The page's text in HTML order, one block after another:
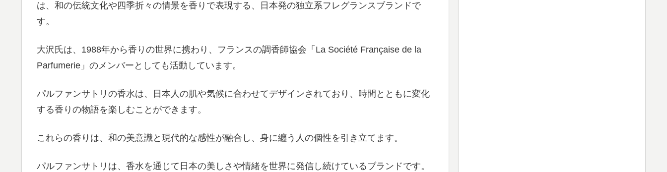
は、和の伝統文化や四季折々の情景を香りで表現する、日本発の独立系フレグランスブランドで
す。
大沢氏は、1988年から香りの世界に携わり、フランスの調香師協会「La Société Française de la
Parfumerie」のメンバーとしても活動しています。
パルファンサトリの香水は、日本人の肌や気候に合わせてデザインされており、時間とともに変化
する香りの物語を楽しむことができます。
これらの香りは、和の美意識と現代的な感性が融合し、身に纏う人の個性を引き立てます。​
パルファンサトリは、香水を通じて日本の美しさや情緒を世界に発信し続けているブランドです。